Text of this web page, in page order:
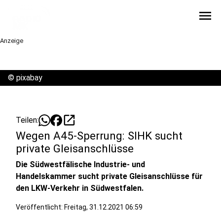
menu
Anzeige
© pixabay
Teilen: open_in_new
Wegen A45-Sperrung: SIHK sucht
private Gleisanschlüsse
Die Südwestfälische Industrie- und
Handelskammer sucht private Gleisanschlüsse für
den LKW-Verkehr in Südwestfalen.
Veröffentlicht: Freitag, 31.12.2021 06:59